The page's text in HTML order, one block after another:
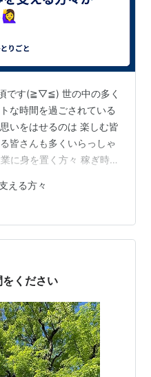
です(≧▽≦) 世の中の多く
な時間を過ごされている
いをはせるのは 楽しむ皆
皆さんも多くいらっしゃ
に身を置く方々 稼ぎ時で
ぞ、はやりにくいでしょ
(*^^)v 私は、積み重なっ
い‼️ これが願いでありま
落とし 時間の使い方を意
てあげたぁぁぃ(｡･ω･｡…
える方々
ください